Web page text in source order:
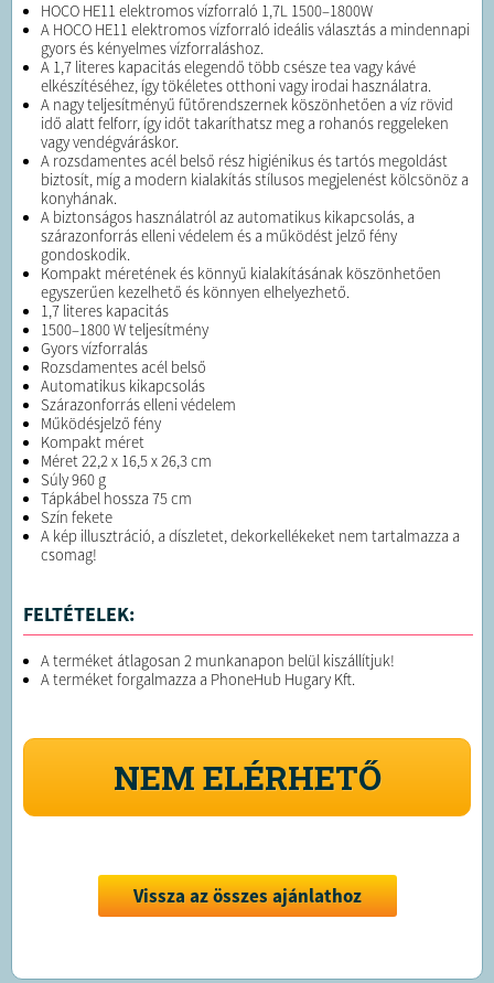
HOCO HE11 elektromos vízforraló 1,7L 1500–1800W
A HOCO HE11 elektromos vízforraló ideális választás a mindennapi
gyors és kényelmes vízforraláshoz.
A 1,7 literes kapacitás elegendő több csésze tea vagy kávé
elkészítéséhez, így tökéletes otthoni vagy irodai használatra.
A nagy teljesítményű fűtőrendszernek köszönhetően a víz rövid
idő alatt felforr, így időt takaríthatsz meg a rohanós reggeleken
vagy vendégváráskor.
A rozsdamentes acél belső rész higiénikus és tartós megoldást
biztosít, míg a modern kialakítás stílusos megjelenést kölcsönöz a
konyhának.
A biztonságos használatról az automatikus kikapcsolás, a
szárazonforrás elleni védelem és a működést jelző fény
gondoskodik.
Kompakt méretének és könnyű kialakításának köszönhetően
egyszerűen kezelhető és könnyen elhelyezhető.
1,7 literes kapacitás
1500–1800 W teljesítmény
Gyors vízforralás
Rozsdamentes acél belső
Automatikus kikapcsolás
Szárazonforrás elleni védelem
Működésjelző fény
Kompakt méret
Méret 22,2 x 16,5 x 26,3 cm
Súly 960 g
Tápkábel hossza 75 cm
Szín fekete
A kép illusztráció, a díszletet, dekorkellékeket nem tartalmazza a
csomag!
FELTÉTELEK:
A terméket átlagosan 2 munkanapon belül kiszállítjuk!
A terméket forgalmazza a PhoneHub Hugary Kft.
NEM ELÉRHETŐ
Vissza az összes ajánlathoz